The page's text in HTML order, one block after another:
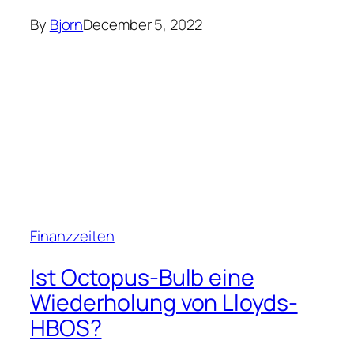
By BjornDecember 5, 2022
Finanzzeiten
Ist Octopus-Bulb eine
Wiederholung von Lloyds-
HBOS?